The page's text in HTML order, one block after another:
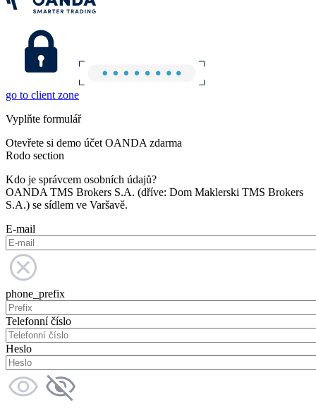
go to client zone
Vyplňte formulář
Otevřete si demo účet OANDA zdarma
Rodo section
Kdo je správcem osobních údajů?
OANDA TMS Brokers S.A. (dříve: Dom Maklerski TMS Brokers
S.A.) se sídlem ve Varšavě.
E-mail
phone_prefix
Telefonní číslo
Heslo